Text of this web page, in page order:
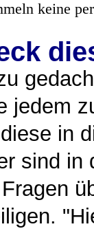
keine
jedem
in
sind in